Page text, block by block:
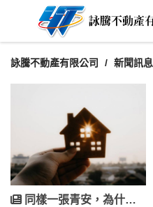
詠騰不動產有限公司 新聞訊息
同樣一張青安，為什麼有人買青埔、有人只能去楊梅？三道門檻揭曉答案